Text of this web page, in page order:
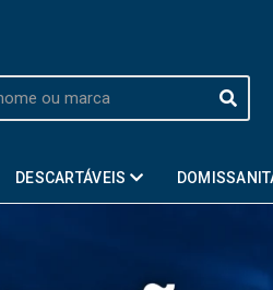
DESCARTÁVEIS